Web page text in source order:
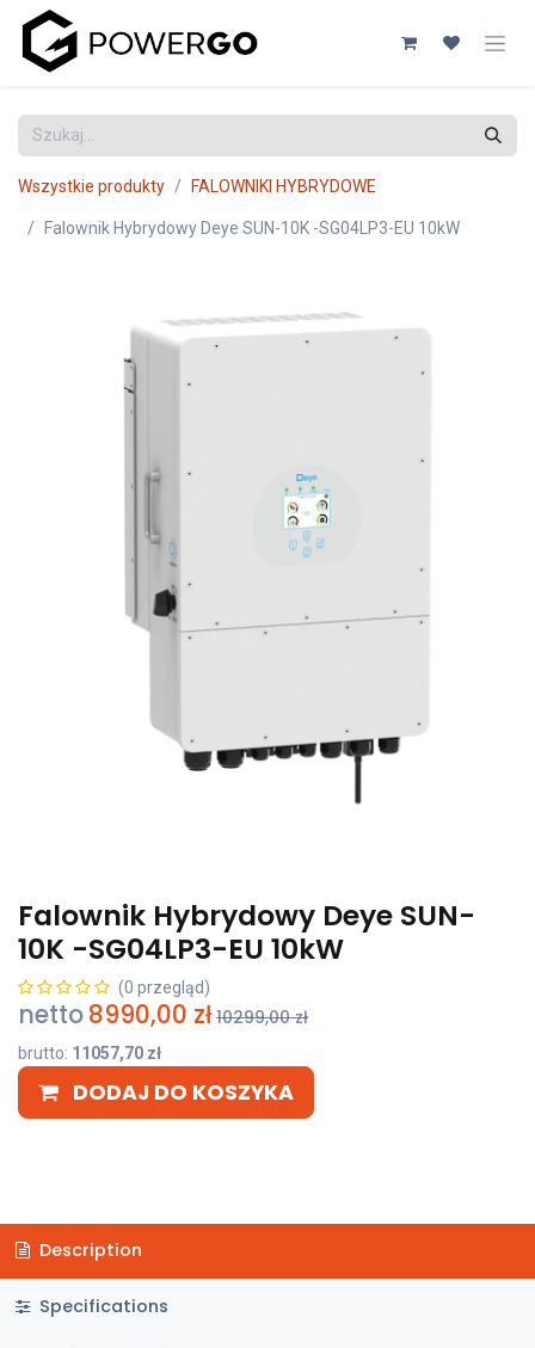
Przejdź do zawartości
Wszystkie produkty FALOWNIKI HYBRYDOWE
Falownik Hybrydowy Deye SUN-10K -SG04LP3-EU 10kW
Falownik Hybrydowy Deye SUN-
10K -SG04LP3-EU 10kW
(0 przegląd)
netto8990,00 zł 10299,00zł
brutto: 11057,70 zł
DODAJ DO KOSZYKA
Description
Specifications